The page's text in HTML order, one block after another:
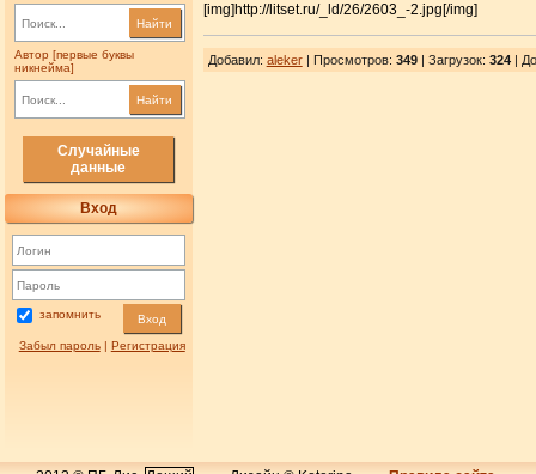
Найти
Автор [первые буквы
никнейма]
Найти
Случайные
данные
Вход
запомнить Вход
Забыл пароль| Регистрация
[img]http://litset.ru/_ld/26/2603_-2.jpg[/img]
Добавил: aleker| Просмотров: 349| Загрузок: 324|